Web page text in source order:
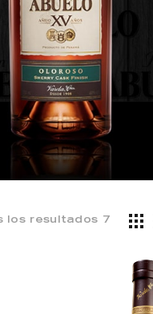
los resultados 7